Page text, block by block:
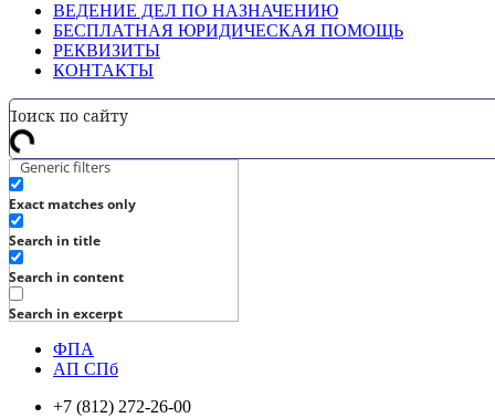
ВЕДЕНИЕ ДЕЛ ПО НАЗНАЧЕНИЮ
БЕСПЛАТНАЯ ЮРИДИЧЕСКАЯ ПОМОЩЬ
РЕКВИЗИТЫ
КОНТАКТЫ
Generic filters
Exact matches only
Search in title
Search in content
Search in excerpt
ФПА
АП СПб
+7 (812) 272-26-00